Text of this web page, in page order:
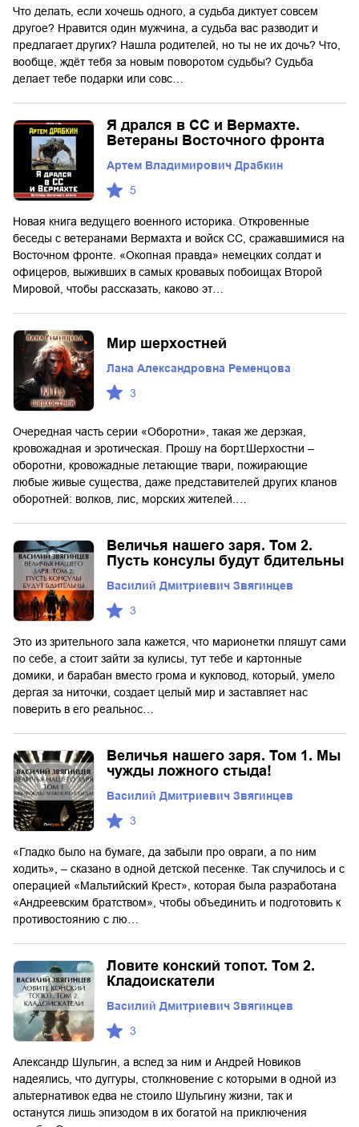
Что делать, если хочешь одного, а судьба диктует совсем
другое? Нравится один мужчина, а судьба вас разводит и
предлагает других? Нашла родителей, но ты не их дочь? Что,
вообще, ждёт тебя за новым поворотом судьбы? Судьба
делает тебе подарки или совс…
Я дрался в СС и Вермахте.
Ветераны Восточного фронта
Артем Владимирович Драбкин
5
Новая книга ведущего военного историка. Откровенные
беседы с ветеранами Вермахта и войск СС, сражавшимися на
Восточном фронте. «Окопная правда» немецких солдат и
офицеров, выживших в самых кровавых побоищах Второй
Мировой, чтобы рассказать, каково эт…
Мир шерхостней
Лана Александровна Ременцова
3
Очередная часть серии «Оборотни», такая же дерзкая,
кровожадная и эротическая. Прошу на борт.Шерхостни –
оборотни, кровожадные летающие твари, пожирающие
любые живые существа, даже представителей других кланов
оборотней: волков, лис, морских жителей.…
Величья нашего заря. Том 2.
Пусть консулы будут бдительны
Василий Дмитриевич Звягинцев
3
Это из зрительного зала кажется, что марионетки пляшут сами
по себе, а стоит зайти за кулисы, тут тебе и картонные
домики, и барабан вместо грома и кукловод, который, умело
дергая за ниточки, создает целый мир и заставляет нас
поверить в его реальнос…
Величья нашего заря. Том 1. Мы
чужды ложного стыда!
Василий Дмитриевич Звягинцев
3
«Гладко было на бумаге, да забыли про овраги, а по ним
ходить», – сказано в одной детской песенке. Так случилось и с
операцией «Мальтийский Крест», которая была разработана
«Андреевским братством», чтобы объединить и подготовить к
противостоянию с лю…
Ловите конский топот. Том 2.
Кладоискатели
Василий Дмитриевич Звягинцев
3
Александр Шульгин, а вслед за ним и Андрей Новиков
надеялись, что дуггуры, столкновение с которыми в одной из
альтернативок едва не стоило Шульгину жизни, так и
останутся лишь эпизодом в их богатой на приключения